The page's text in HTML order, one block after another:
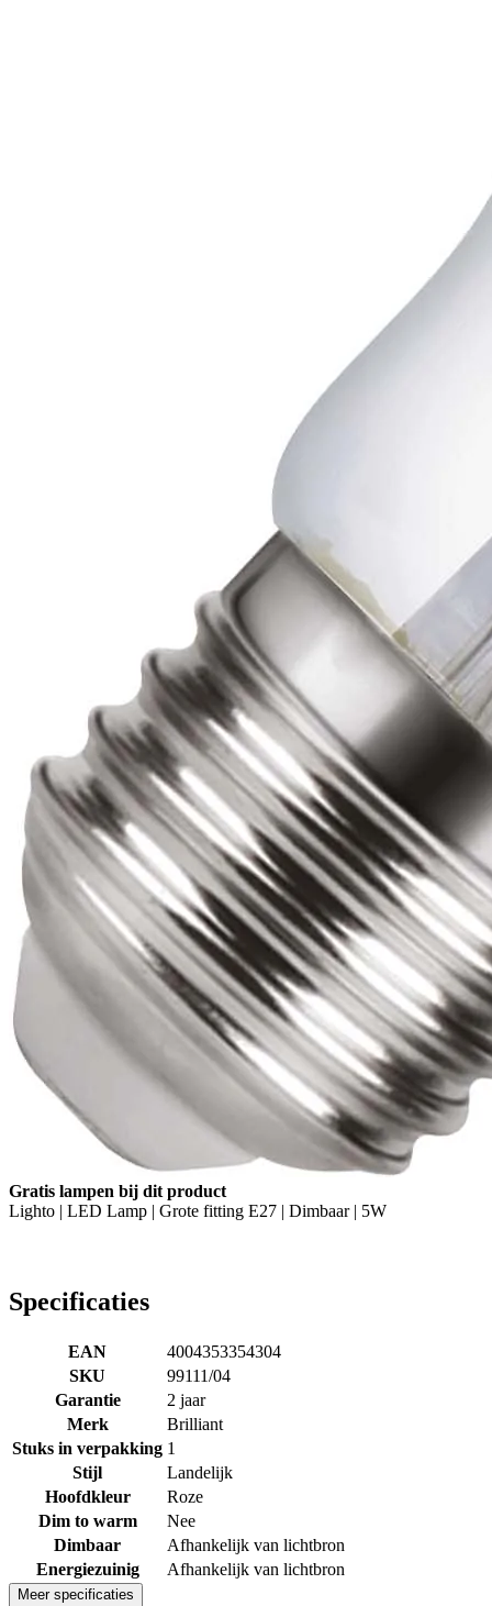
Gratis lampen bij dit product
Lighto | LED Lamp | Grote fitting E27 | Dimbaar | 5W
Specificaties
EAN
4004353354304
SKU
99111/04
Garantie
2 jaar
Merk
Brilliant
Stuks in verpakking 1
Stijl
Landelijk
Hoofdkleur
Roze
Dim to warm
Nee
Dimbaar
Afhankelijk van lichtbron
Energiezuinig
Afhankelijk van lichtbron
Meer specificaties